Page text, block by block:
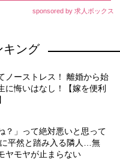
sponsored by 求人ボックス
キング
ノーストレス！ 離婚から始
に悔いはなし！【嫁を便利
？」って絶対悪いと思って
平然と踏み入る隣人…無
ヤモヤが止まらない